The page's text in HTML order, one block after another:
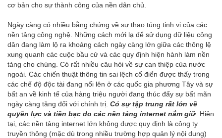
cơ bản cho sự thành công của nền dân chủ.
Ngày càng có nhiều bằng chứng về sự thao túng tinh vi của các
nền tảng công nghệ. Những cách mới lạ để sử dụng dữ liệu công
dân đang làm lộ ra khoảng cách ngày càng lớn giữa các thông lệ
xung quanh các cuộc bầu cử và các quy định hiện hành làm nền
tảng cho chúng. Có rất nhiều câu hỏi về sự can thiệp của nước
ngoài. Các chiến thuật thông tin sai lệch cổ điển được thấy trong
các chế độ độc tài đang nổi lên ở các quốc gia phương Tây và sự
bất an về kinh tế của hàng triệu người đang thúc đẩy sự bất mãn
ngày càng tăng đối với chính trị. Có sự tập trung rất lớn về
quyền lực và tiền bạc do các nền tảng internet nắm giữ. Hiện
tại, các nền tảng internet lớn không được quy định là công ty
truyền thông (mặc dù trong nhiều trường hợp quản lý nội dung)